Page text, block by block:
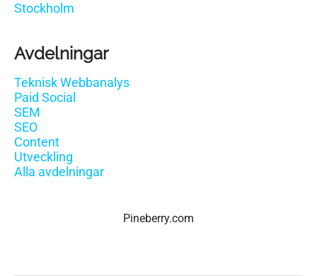
Stockholm
Avdelningar
Teknisk Webbanalys
Paid Social
SEM
SEO
Content
Utveckling
Alla avdelningar
Pineberry.com